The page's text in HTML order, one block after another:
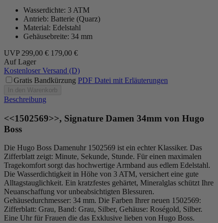
Wasserdichte: 3 ATM
Antrieb: Batterie (Quarz)
Material: Edelstahl
Gehäusebreite: 34 mm
UVP 299,00 € 179,00 €
Auf Lager
Kostenloser Versand (D)
Gratis Bandkürzung PDF Datei mit Erläuterungen
In den Warenkorb
Beschreibung
<<1502569>>, Signature Damen 34mm von Hugo
Boss
Die Hugo Boss Damenuhr 1502569 ist ein echter Klassiker. Das
Zifferblatt zeigt: Minute, Sekunde, Stunde. Für einen maximalen
Tragekomfort sorgt das hochwertige Armband aus edlem Edelstahl.
Die Wasserdichtigkeit in Höhe von 3 ATM, versichert eine gute
Alltagstauglichkeit. Ein kratzfestes gehärtet, Mineralglas schützt Ihre
Neuanschaffung vor unbeabsichtigten Blessuren.
Gehäusedurchmesser: 34 mm. Die Farben Ihrer neuen 1502569:
Zifferblatt: Grau, Band: Grau, Silber, Gehäuse: Roségold, Silber.
Eine Uhr für Frauen die das Exklusive lieben von Hugo Boss.